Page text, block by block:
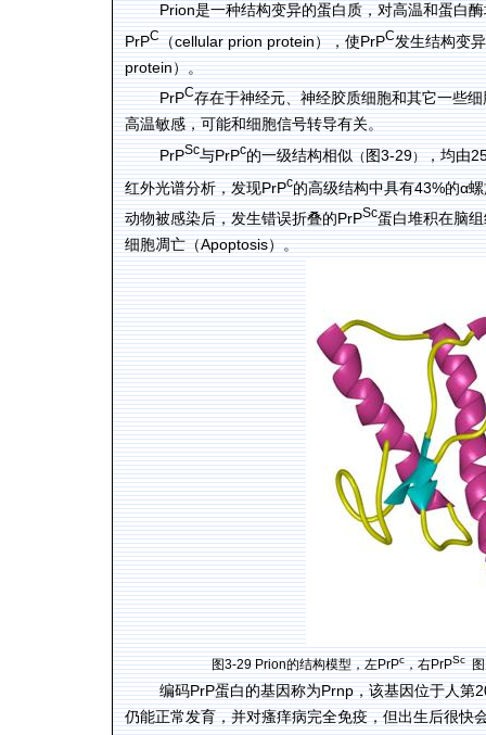
Prion是一种结构变异的蛋白质，对高温和蛋白
PrPC（cellular prion protein），使PrPC发生结构变
protein）。
PrPC存在于神经元、神经胶质细胞和其它一些
高温敏感，可能和细胞信号转导有关。
PrPSc与PrPc的一级结构相似（图3-29），均由
红外光谱分析，发现PrPc的高级结构中具有43%的α
动物被感染后，发生错误折叠的PrPSc蛋白堆积在脑
细胞凋亡（Apoptosis）。
图3-29 Prion的结构模型，左PrPc，右PrPSc图
编码PrP蛋白的基因称为Prnp，该基因位于人第
仍能正常发育，并对瘙痒病完全免疫，但出生后很快